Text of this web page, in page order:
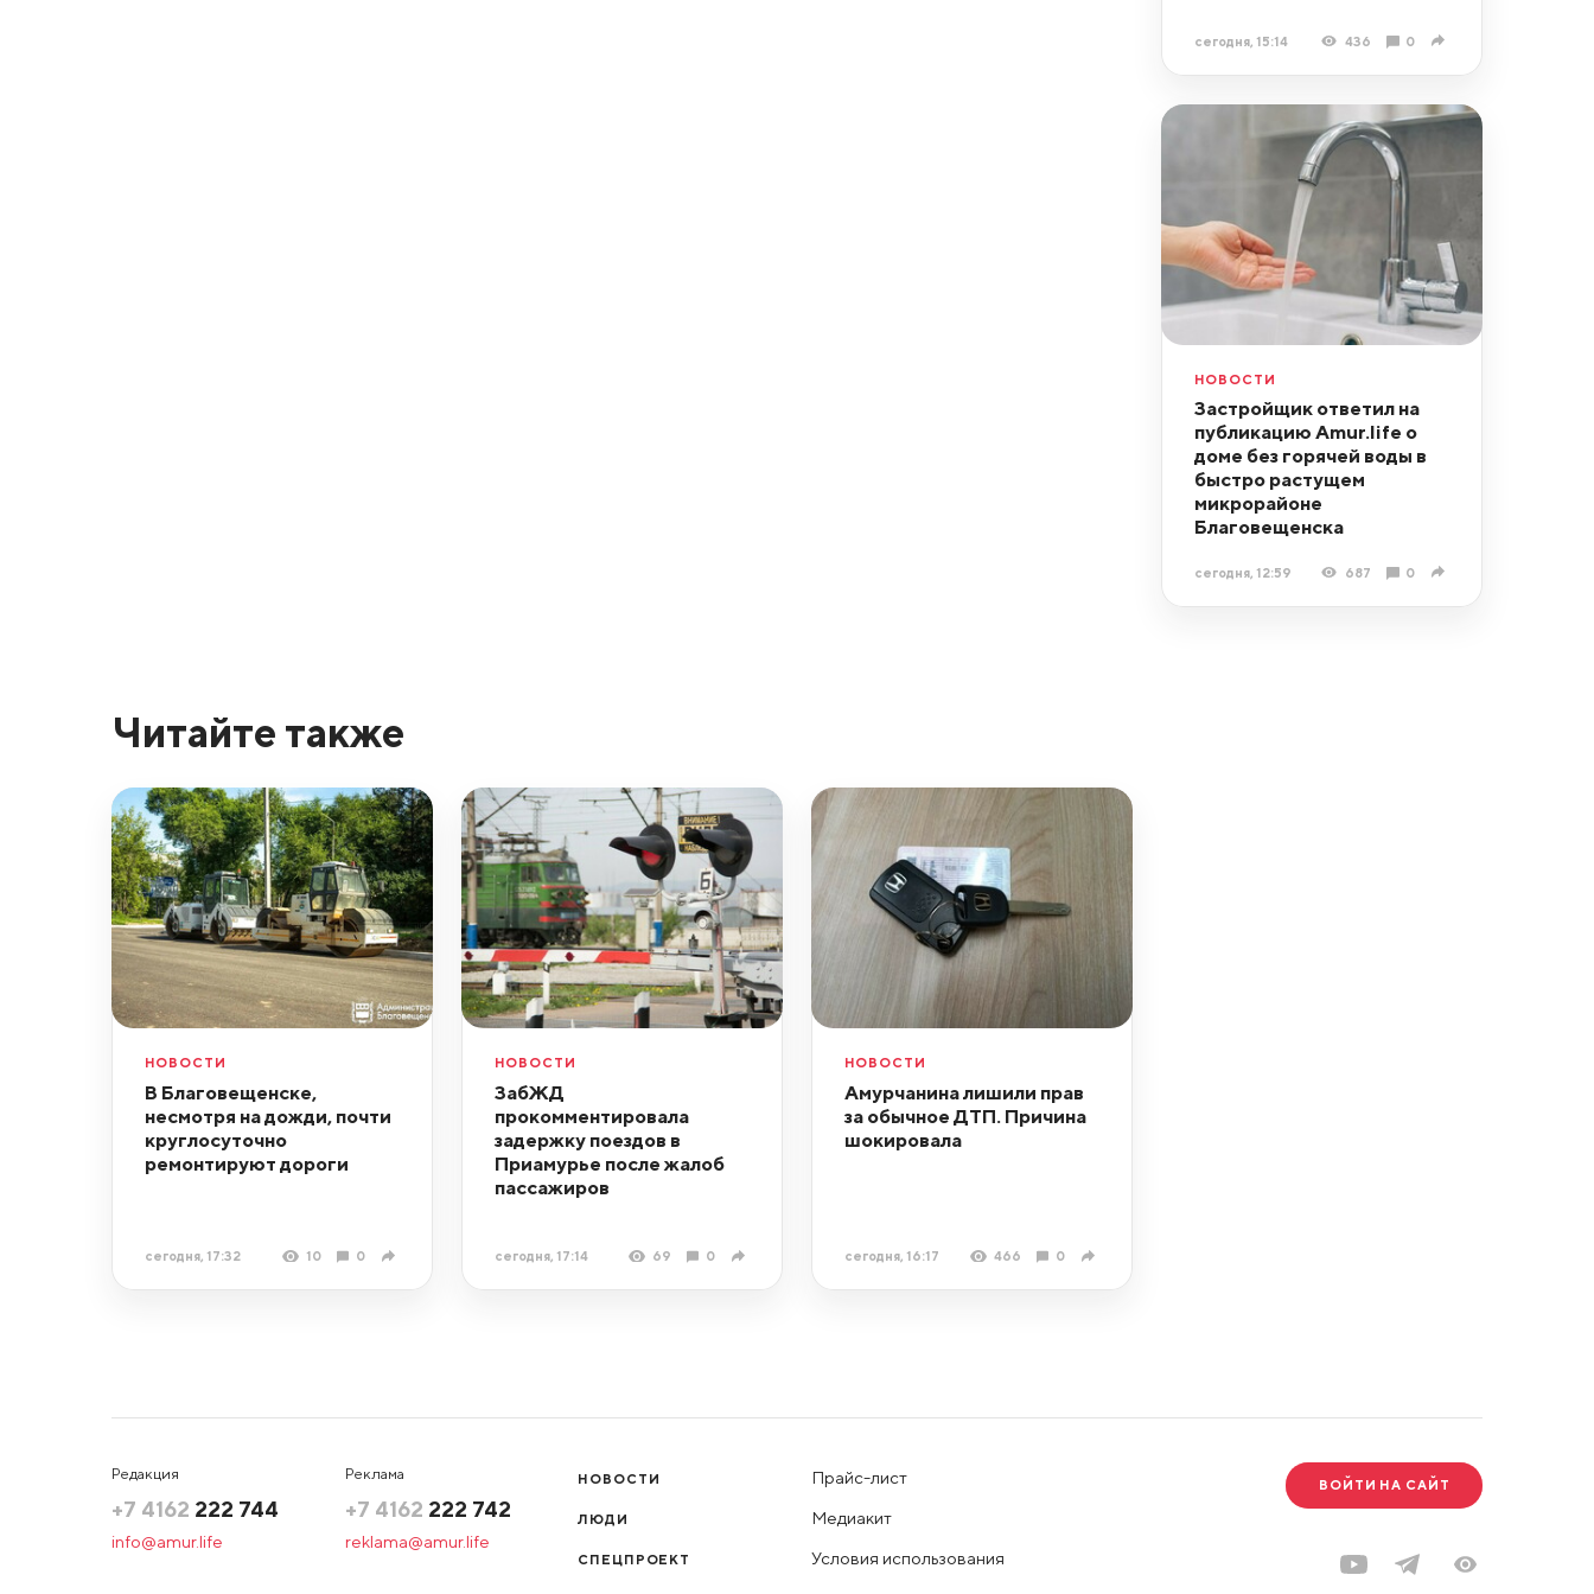
сегодня, 15:14 436 0
НОВОСТИ
Застройщик ответил на
публикацию Amur.life о
доме без горячей воды в
быстро растущем
микрорайоне
Благовещенска
сегодня, 12:59 687 0
Читайте также
НОВОСТИ
В Благовещенске,
несмотря на дожди, почти
круглосуточно
ремонтируют дороги
сегодня, 17:32 10 0
НОВОСТИ
ЗабЖД
прокомментировала
задержку поездов в
Приамурье после жалоб
пассажиров
сегодня, 17:14 69 0
НОВОСТИ
Амурчанина лишили прав
за обычное ДТП. Причина
шокировала
сегодня, 16:17 466 0
Редакция
+7 4162 222 744
info@amur.life
Реклама
+7 4162 222 742
reklama@amur.life
НОВОСТИ
ЛЮДИ
СПЕЦПРОЕКТ
Прайс-лист
Медиакит
Условия использования
ВОЙТИ НА САЙТ